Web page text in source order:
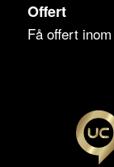
Offert
Få offert